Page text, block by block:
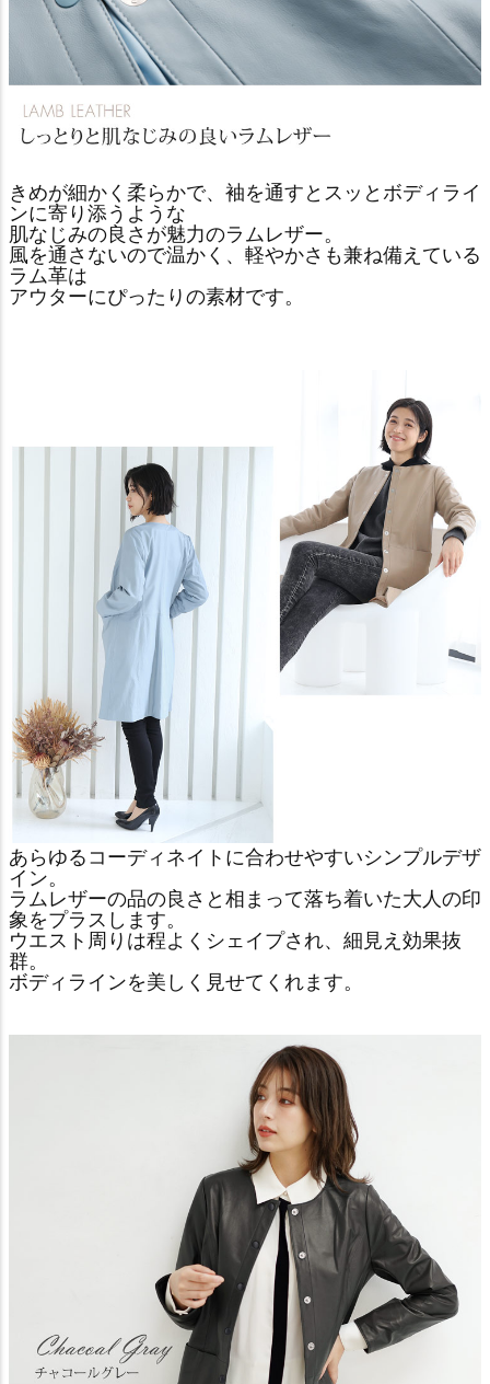
きめが細かく柔らかで、袖を通すとスッとボディライ
ンに寄り添うような
肌なじみの良さが魅力のラムレザー。
風を通さないので温かく、軽やかさも兼ね備えている
ラム革は
アウターにぴったりの素材です。
あらゆるコーディネイトに合わせやすいシンプルデザ
イン。
ラムレザーの品の良さと相まって落ち着いた大人の印
象をプラスします。
ウエスト周りは程よくシェイプされ、細見え効果抜
群。
ボディラインを美しく見せてくれます。